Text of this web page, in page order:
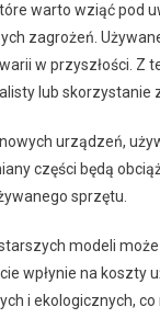
warto wziąć pod
zagrożeń.
w przyszłości. Z
lub skorzystanie
urządzeń,
części będą
sprzętu.
starszych modeli
wpłynie na koszty
i ekologicznych,